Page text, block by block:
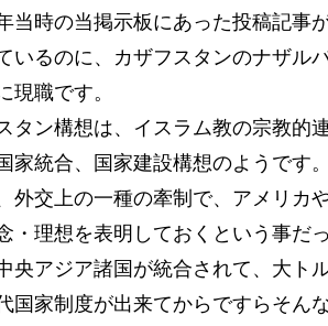
当時の当掲示板にあった投稿記事
いるのに、カザフスタンのナザル
現職です。
タン構想は、イスラム教の宗教的
家統合、国家建設構想のようです
外交上の一種の牽制で、アメリカ
・理想を表明しておくという事だ
央アジア諸国が統合されて、大ト
国家制度が出来てからですらそん